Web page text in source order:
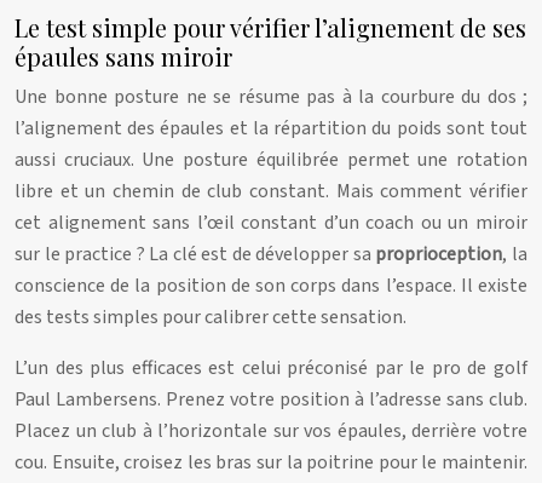
Le test simple pour vérifier l’alignement de ses
épaules sans miroir
Une bonne posture ne se résume pas à la courbure du dos ;
l’alignement des épaules et la répartition du poids sont tout
aussi cruciaux. Une posture équilibrée permet une rotation
libre et un chemin de club constant. Mais comment vérifier
cet alignement sans l’œil constant d’un coach ou un miroir
sur le practice ? La clé est de développer sa proprioception, la
conscience de la position de son corps dans l’espace. Il existe
des tests simples pour calibrer cette sensation.
L’un des plus efficaces est celui préconisé par le pro de golf
Paul Lambersens. Prenez votre position à l’adresse sans club.
Placez un club à l’horizontale sur vos épaules, derrière votre
cou. Ensuite, croisez les bras sur la poitrine pour le maintenir.